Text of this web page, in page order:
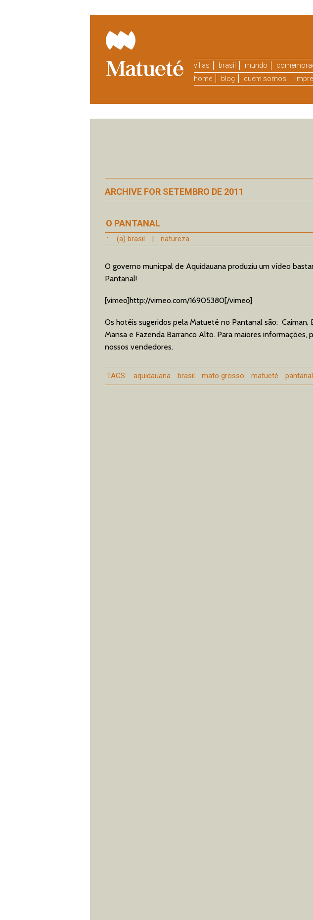
home blog quem somos
villas brasil mundo
ARCHIVE FOR SETEMBRO DE 2011
O PANTANAL
:: (a) brasil | natureza
O governo municpal de Aquidauana produziu um vídeo
Pantanal!
[vimeo]http://vimeo.com/16905380[/vimeo]
Os hotéis sugeridos pela Matueté no Pantanal são: Caiman,
Mansa e Fazenda Barranco Alto. Para maiores
nossos vendedores.
TAGS: aquidauana brasil mato grosso matueté pantanal